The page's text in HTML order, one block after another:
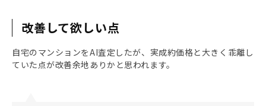
改善して欲しい点
自宅のマンションをAI査定したが、実成約価格と大きく乖離し
ていた点が改善余地ありかと思われます。